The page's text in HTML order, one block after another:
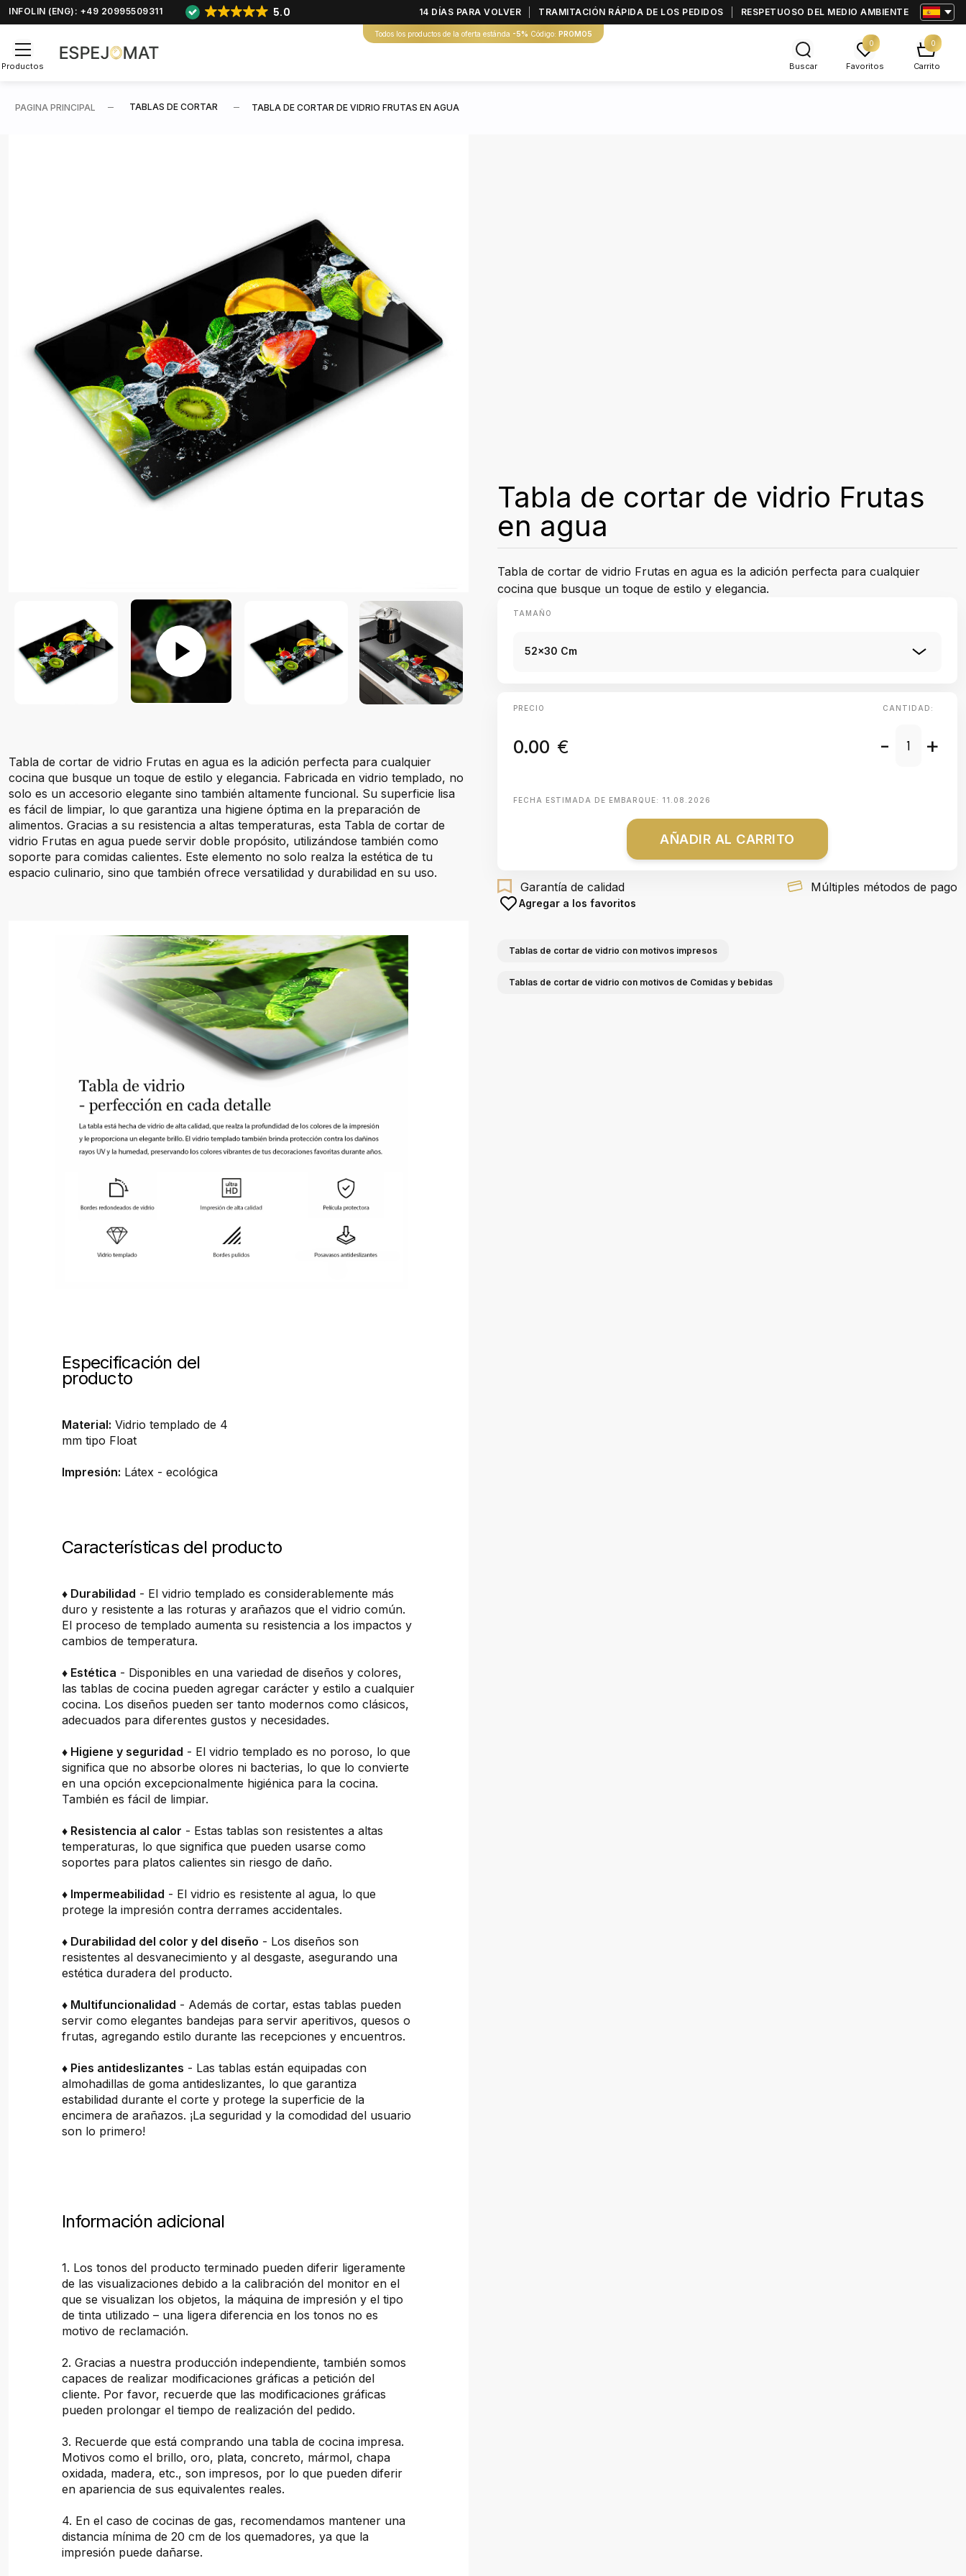
INFOLIN (ENG): +49 20995509311 5.0 14 DÍAS PARA VOLVER TRAMITACIÓN RÁPIDA DE LOS PEDIDOS RESPETUOSO DEL MEDIO AMBIENTE
Todos los productos de la oferta estánda -5% Código: PROMO5
Productos Buscar
0
Favoritos
0
Carrito
PAGINA PRINCIPAL TABLAS DE CORTAR TABLA DE CORTAR DE VIDRIO FRUTAS EN AGUA
Tabla de cortar de vidrio Frutas en agua es la adición perfecta para cualquier
cocina que busque un toque de estilo y elegancia. Fabricada en vidrio templado, no
solo es un accesorio elegante sino también altamente funcional. Su superficie lisa
es fácil de limpiar, lo que garantiza una higiene óptima en la preparación de
alimentos. Gracias a su resistencia a altas temperaturas, esta Tabla de cortar de
vidrio Frutas en agua puede servir doble propósito, utilizándose también como
soporte para comidas calientes. Este elemento no solo realza la estética de tu
espacio culinario, sino que también ofrece versatilidad y durabilidad en su uso.
Especificación del
producto
Material: Vidrio templado de 4
mm tipo Float
Impresión: Látex - ecológica
Características del producto
♦ Durabilidad - El vidrio templado es considerablemente más
duro y resistente a las roturas y arañazos que el vidrio común.
El proceso de templado aumenta su resistencia a los impactos y
cambios de temperatura.
♦ Estética - Disponibles en una variedad de diseños y colores,
las tablas de cocina pueden agregar carácter y estilo a cualquier
cocina. Los diseños pueden ser tanto modernos como clásicos,
adecuados para diferentes gustos y necesidades.
♦ Higiene y seguridad - El vidrio templado es no poroso, lo que
significa que no absorbe olores ni bacterias, lo que lo convierte
en una opción excepcionalmente higiénica para la cocina.
También es fácil de limpiar.
♦ Resistencia al calor - Estas tablas son resistentes a altas
temperaturas, lo que significa que pueden usarse como
soportes para platos calientes sin riesgo de daño.
♦ Impermeabilidad - El vidrio es resistente al agua, lo que
protege la impresión contra derrames accidentales.
♦ Durabilidad del color y del diseño - Los diseños son
resistentes al desvanecimiento y al desgaste, asegurando una
estética duradera del producto.
♦ Multifuncionalidad - Además de cortar, estas tablas pueden
servir como elegantes bandejas para servir aperitivos, quesos o
frutas, agregando estilo durante las recepciones y encuentros.
♦ Pies antideslizantes - Las tablas están equipadas con
almohadillas de goma antideslizantes, lo que garantiza
estabilidad durante el corte y protege la superficie de la
encimera de arañazos. ¡La seguridad y la comodidad del usuario
son lo primero!
Información adicional
1. Los tonos del producto terminado pueden diferir ligeramente
de las visualizaciones debido a la calibración del monitor en el
que se visualizan los objetos, la máquina de impresión y el tipo
de tinta utilizado – una ligera diferencia en los tonos no es
motivo de reclamación.
2. Gracias a nuestra producción independiente, también somos
capaces de realizar modificaciones gráficas a petición del
cliente. Por favor, recuerde que las modificaciones gráficas
pueden prolongar el tiempo de realización del pedido.
3. Recuerde que está comprando una tabla de cocina impresa.
Motivos como el brillo, oro, plata, concreto, mármol, chapa
oxidada, madera, etc., son impresos, por lo que pueden diferir
en apariencia de sus equivalentes reales.
4. En el caso de cocinas de gas, recomendamos mantener una
distancia mínima de 20 cm de los quemadores, ya que la
impresión puede dañarse.
Tabla de cortar de vidrio Frutas
en agua
Tabla de cortar de vidrio Frutas en agua es la adición perfecta para cualquier
cocina que busque un toque de estilo y elegancia.
TAMAÑO
52x30 Cm
PRECIO
0.00 €
CANTIDAD:
- +
FECHA ESTIMADA DE EMBARQUE: 11.08.2026
AÑADIR AL CARRITO
Garantía de calidad Múltiples métodos de pago
Agregar a los favoritos
Tablas de cortar de vidrio con motivos impresos
Tablas de cortar de vidrio con motivos de Comidas y bebidas